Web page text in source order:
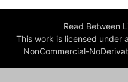
Read Between
This work is licensed under
NonCommercial-